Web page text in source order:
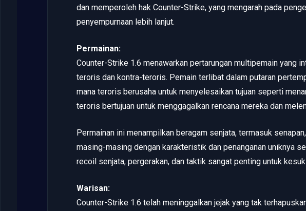
dan memperoleh hak Counter-Strike, yang mengarah pada
penyempurnaan lebih lanjut.
Permainan:
Counter-Strike 1.6 menawarkan pertarungan multipemain yang
teroris dan kontra-teroris. Pemain terlibat dalam putaran
mana teroris berusaha untuk menyelesaikan tujuan seperti
teroris bertujuan untuk menggagalkan rencana mereka dan
Permainan ini menampilkan beragam senjata, termasuk
masing-masing dengan karakteristik dan penanganan uniknya
recoil senjata, pergerakan, dan taktik sangat penting untuk
Warisan:
Counter-Strike 1.6 telah meninggalkan jejak yang tak